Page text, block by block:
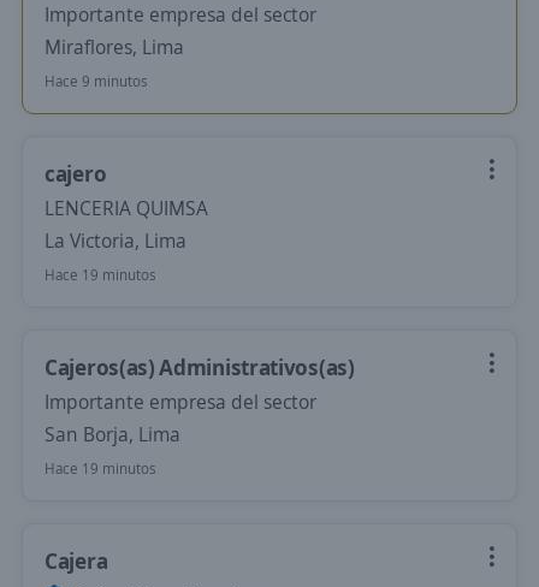
Importante empresa del sector
Miraflores, Lima
Hace 9 minutos
cajero
LENCERIA QUIMSA
La Victoria, Lima
Hace 19 minutos
Cajeros(as) Administrativos(as)
Importante empresa del sector
San Borja, Lima
Hace 19 minutos
Cajera